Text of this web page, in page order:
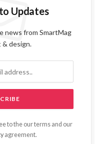
Updates
news from SmartMag
design.
to the our terms and our
agreement.